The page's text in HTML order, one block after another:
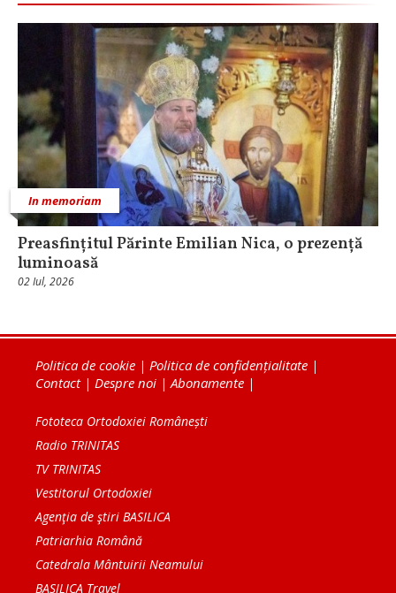
In memoriam
Preasfințitul Părinte Emilian Nica, o prezență
luminoasă
02 Iul, 2026
Politica de cookie | Politica de confidențialitate |
Contact| Despre noi | Abonamente |
Fototeca Ortodoxiei Românești
Radio TRINITAS
TV TRINITAS
Vestitorul Ortodoxiei
Agenţia de ştiri BASILICA
Patriarhia Română
Catedrala Mântuirii Neamului
BASILICA Travel